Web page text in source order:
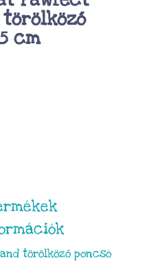
cm
törölköző poncsó